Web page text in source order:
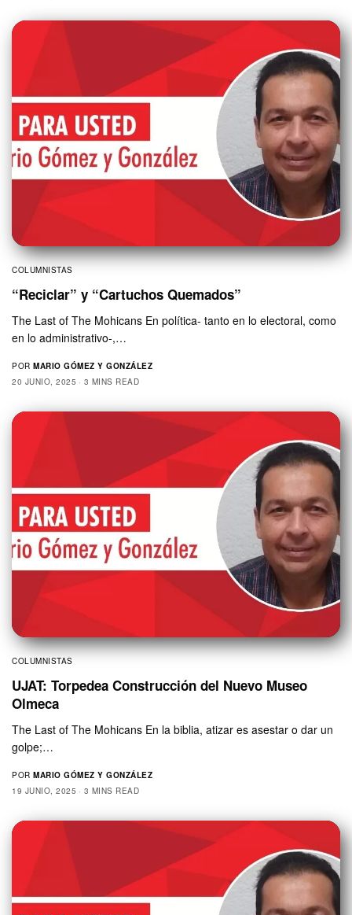
COLUMNISTAS
“Reciclar” y “Cartuchos Quemados”
The Last of The Mohicans En política- tanto en lo electoral, como
en lo administrativo-,…
POR MARIO GÓMEZ Y GONZÁLEZ
20 JUNIO, 2025
3 MINS READ
COLUMNISTAS
UJAT: Torpedea Construcción del Nuevo Museo
Olmeca
The Last of The Mohicans En la biblia, atizar es asestar o dar un
golpe;…
POR MARIO GÓMEZ Y GONZÁLEZ
19 JUNIO, 2025
3 MINS READ